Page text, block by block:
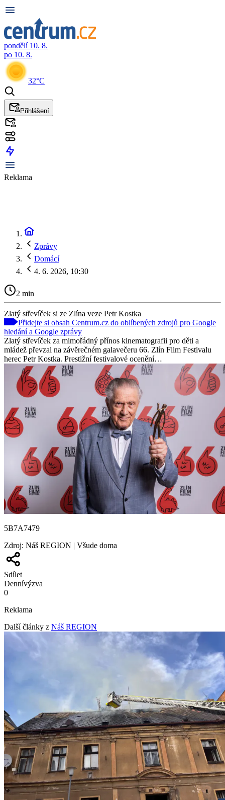
pondělí 10. 8.
po 10. 8.
32°C
Přihlášení
Reklama
Zprávy
Domácí
4. 6. 2026, 10:30
2 min
Zlatý střevíček si ze Zlína veze Petr Kostka
Přidejte si obsah Centrum.cz do oblíbených zdrojů pro Google
hledání a Google zprávy
Zlatý střevíček za mimořádný přínos kinematografii pro děti a
mládež převzal na závěrečném galavečeru 66. Zlín Film Festivalu
herec Petr Kostka. Prestižní festivalové ocenění…
5B7A7479
Zdroj: Náš REGION | Všude doma
Sdílet
Dennívýzva
0
Reklama
Další články z Náš REGION